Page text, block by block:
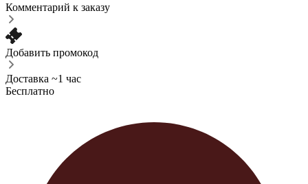
Комментарий к заказу
Добавить промокод
Доставка ~1 час
Бесплатно